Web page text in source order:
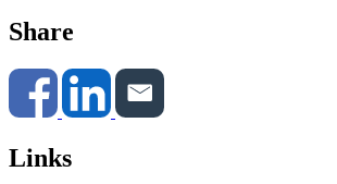
Share
Links